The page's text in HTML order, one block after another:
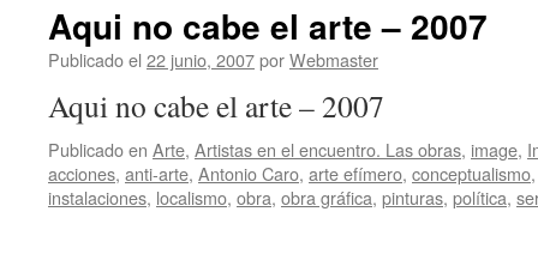
Aqui no cabe el arte – 2007
Publicado el 22 junio, 2007porWebmaster
Aqui no cabe el arte – 2007
Publicado en Arte, Artistas en el encuentro. Las obras, image,
acciones, anti-arte, Antonio Caro, arte efímero, conceptualismo
instalaciones, localismo, obra, obra gráfica, pinturas, política,